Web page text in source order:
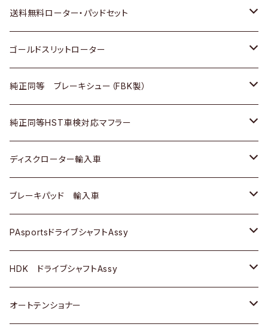
日野
三菱ふそう
ＢＭＷ
日野
三菱ふそう
三菱ふそう
その他
三菱
スバル
ダイハツ
マツダ
三菱
スバル
マツダ
三菱
日産
ダイハツ
マツダ
三菱
スバル
スズキ
日産
いすゞ
ダイハツ
マツダ
三菱
スバル
ＢＥＮＺ
ホンダ
スズキ
日産
ダイハツ
マツダ
三菱
スバル
トヨタ
ホンダ
日産
いすゞ
ダイハツ
マツダ
三菱
スバル
送料無料ローター・パッドセット
トヨタ
ホンダ
スズキ
日産
ダイハツ
マツダ
三菱
スバル
ゴールドスリットローター
トヨタ
ホンダ
スズキ
日産
ダイハツ
マツダ
三菱
純正同等 ブレーキシュー（FBK製）
ホンダ
スズキ
日産
ダイハツ
マツダ
三菱
純正同等HST車検対応マフラー
トヨタ
ホンダ
スズキ
日産
いすゞ
ディスクローター輸入車
ＡＵＤＩ
ＢＥＮＺ
ＢＭＷ
GOLF
ブレーキパッド 輸入車
ＢＥＮＺ
ＢＭＷ
ＷＡＧＥＮ
PAsportsドライブシャフトAssy
トヨタ
ホンダ
HDK ドライブシャフトAssy
スズキ
オートテンショナー